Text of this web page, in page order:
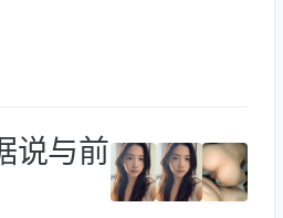
说与前